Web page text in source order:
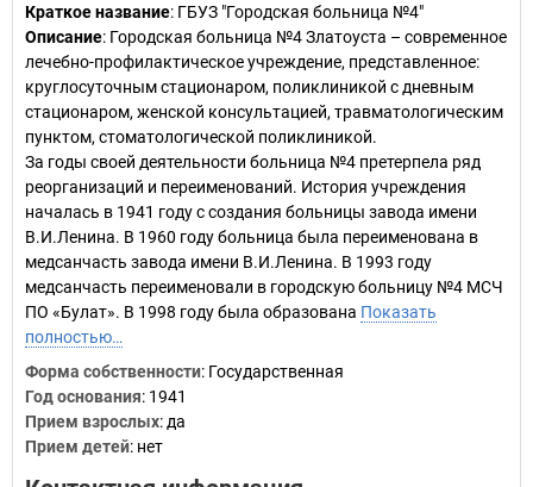
Краткое название: ГБУЗ "Городская больница №4"
Описание: Городская больница №4 Златоуста – современное
лечебно-профилактическое учреждение, представленное:
круглосуточным стационаром, поликлиникой с дневным
стационаром, женской консультацией, травматологическим
пунктом, стоматологической поликлиникой.
За годы своей деятельности больница №4 претерпела ряд
реорганизаций и переименований. История учреждения
началась в 1941 году с создания больницы завода имени
В.И.Ленина. В 1960 году больница была переименована в
медсанчасть завода имени В.И.Ленина. В 1993 году
медсанчасть переименовали в городскую больницу №4 МСЧ
ПО «Булат». В 1998 году была образована Показать
полностью…
Форма собственности: Государственная
Год основания: 1941
Прием взрослых: да
Прием детей: нет